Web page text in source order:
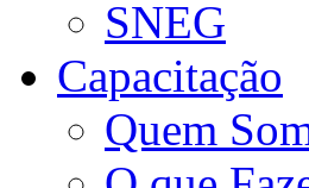
SNEG
Capacitação
Quem